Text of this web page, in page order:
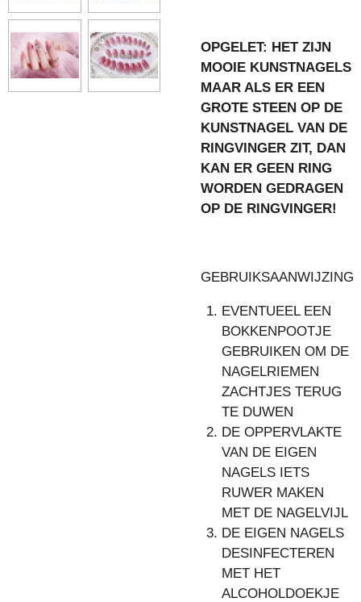
OPGELET: HET ZIJN
MOOIE KUNSTNAGELS
MAAR ALS ER EEN
GROTE STEEN OP DE
KUNSTNAGEL VAN DE
RINGVINGER ZIT, DAN
KAN ER GEEN RING
WORDEN GEDRAGEN
OP DE RINGVINGER!
GEBRUIKSAANWIJZING
EVENTUEEL EEN
BOKKENPOOTJE
GEBRUIKEN OM DE
NAGELRIEMEN
ZACHTJES TERUG
TE DUWEN
DE OPPERVLAKTE
VAN DE EIGEN
NAGELS IETS
RUWER MAKEN
MET DE NAGELVIJL
DE EIGEN NAGELS
DESINFECTEREN
MET HET
ALCOHOLDOEKJE